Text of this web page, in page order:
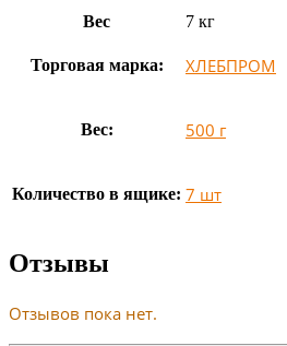
Вес 7 кг
Торговая марка: ХЛЕБПРОМ
Вес: 500 г
Количество в ящике: 7 шт
Отзывы
Отзывов пока нет.